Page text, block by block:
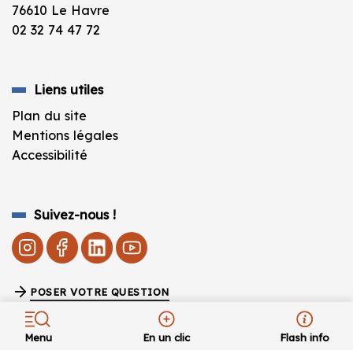
Menu En un clic Flash info
Fermeture estivale de la BU vendredi 10 juillet à
17h – Réouverture lundi 24 août à 9h.
76610 Le Havre
02 32 74 47 72
Liens utiles
Plan du site
Mentions légales
Accessibilité
Suivez-nous !
POSER VOTRE QUESTION